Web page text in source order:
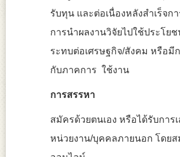
รับทุน และต่อเนื่องหลังสำเร็จก
การนำผลงานวิจัยไปใช้ประโย
ระทบต่อเศรษฐกิจ/สังคม หรือมี
กับภาคการ ใช้งาน
การสรรหา
สมัครด้วยตนเอง หรือได้รับการ
หน่วยงาน/บุคคลภายนอก โดย